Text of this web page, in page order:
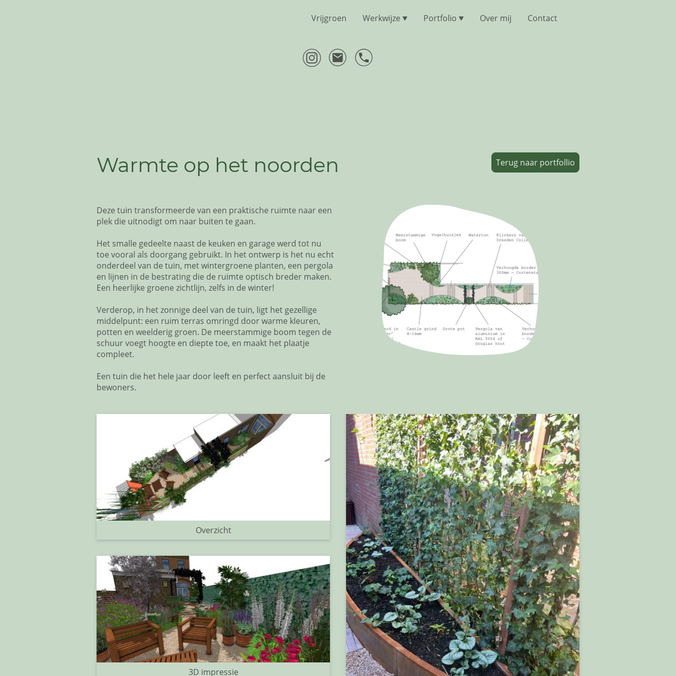
Vrijgroen Werkwijze Portfolio Over mij Contact
Warmte op het noorden Terug naar portfollio
Deze tuin transformeerde van een praktische ruimte naar een
plek die uitnodigt om naar buiten te gaan.
Het smalle gedeelte naast de keuken en garage werd tot nu
toe vooral als doorgang gebruikt. In het ontwerp is het nu echt
onderdeel van de tuin, met wintergroene planten, een pergola
en lijnen in de bestrating die de ruimte optisch breder maken.
Een heerlijke groene zichtlijn, zelfs in de winter!
Verderop, in het zonnige deel van de tuin, ligt het gezellige
middelpunt: een ruim terras omringd door warme kleuren,
potten en weelderig groen. De meerstammige boom tegen de
schuur voegt hoogte en diepte toe, en maakt het plaatje
compleet.
Een tuin die het hele jaar door leeft en perfect aansluit bij de
bewoners.
Overzicht
3D impressie